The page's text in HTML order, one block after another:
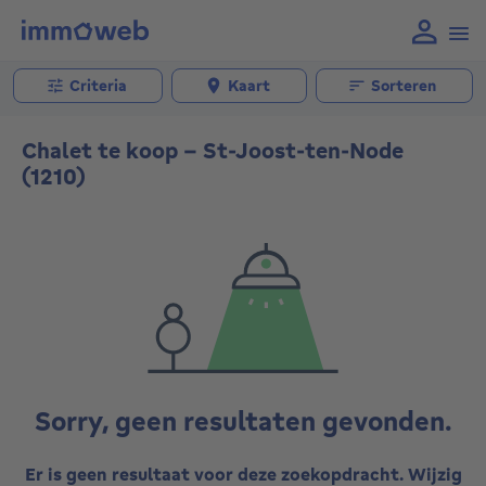
Criteria Kaart Sorteren
Chalet te koop - St-Joost-ten-Node
(1210)
Sorry, geen resultaten gevonden.
Er is geen resultaat voor deze zoekopdracht. Wijzig